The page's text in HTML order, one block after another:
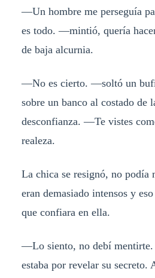
—Un hombre me perseguía
es todo. —mintió, quería
de baja alcurnia.
—No es cierto. —soltó un
sobre un banco al costado de
desconfianza. —Te vistes
realeza.
La chica se resignó, no podía
eran demasiado intensos y
que confiara en ella.
—Lo siento, no debí
estaba por revelar su secreto.